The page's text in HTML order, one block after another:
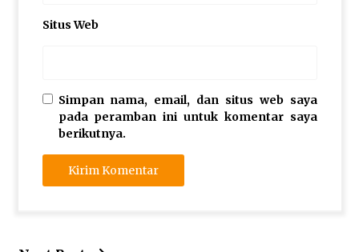
Situs Web
Simpan nama, email, dan situs web saya
pada peramban ini untuk komentar saya
berikutnya.